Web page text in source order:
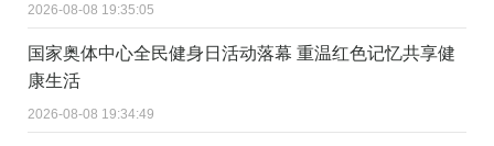
2026-08-08 19:35:05
国家奥体中心全民健身日活动落幕 重温红色记忆共享健
康生活
2026-08-08 19:34:49